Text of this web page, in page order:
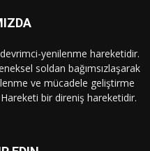
yenilenme hareketidir.
soldan bağımsızlaşarak
ve mücadele geliştirme
bir direniş hareketidir.